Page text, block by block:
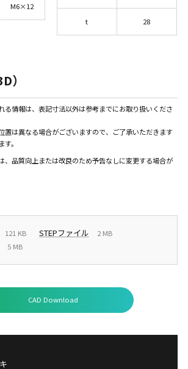
M6×12
t 28
）
る情報は、表記寸法以外は参考までにお取り扱いくださ
置は異なる場合がございますので、ご了承いただきます
。
、品質向上または改良のため予告なしに変更する場合が
121 KB STEPファイル 2 MB
5 MB
CAD Download